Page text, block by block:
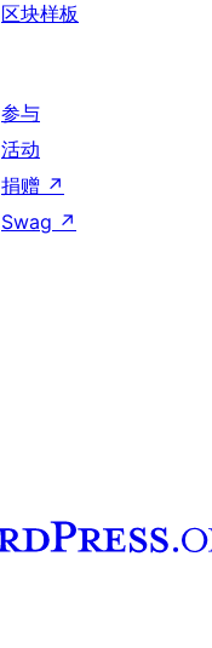
区块样板
参与
活动
捐赠 ↗
Swag ↗